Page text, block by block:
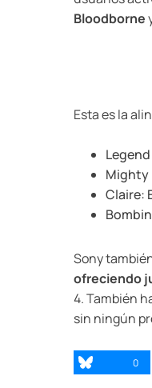
Bloodborne
Esta es la
Legend
Mighty
Claire:
Sony
ofreciendo
4. También
sin ningún
0